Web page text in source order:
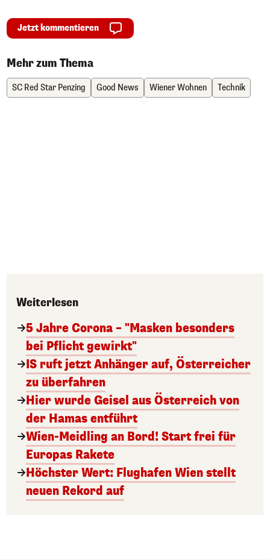
Jetzt kommentieren
Mehr zum Thema
SC Red Star Penzing Good News Wiener Wohnen Technik
Weiterlesen
5 Jahre Corona – "Masken besonders
bei Pflicht gewirkt"
IS ruft jetzt Anhänger auf, Österreicher
zu überfahren
Hier wurde Geisel aus Österreich von
der Hamas entführt
Wien-Meidling an Bord! Start frei für
Europas Rakete
Höchster Wert: Flughafen Wien stellt
neuen Rekord auf